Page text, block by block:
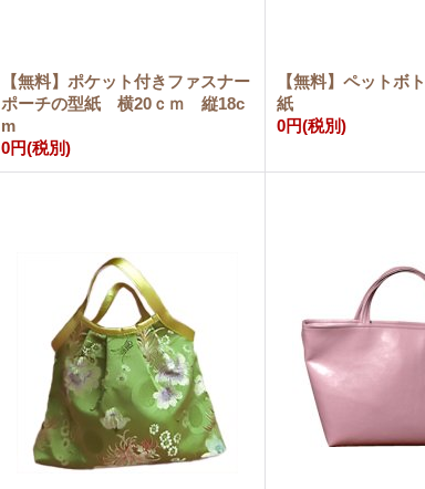
【無料】ポケット付きファスナー
ポーチの型紙 横20ｃｍ 縦18c
m
0円(税別)
【無料】ペットボ
紙
0円(税別)